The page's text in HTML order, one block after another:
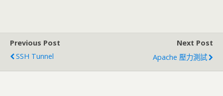
Previous Post
SSH Tunnel
Next Post
Apache 壓力測試